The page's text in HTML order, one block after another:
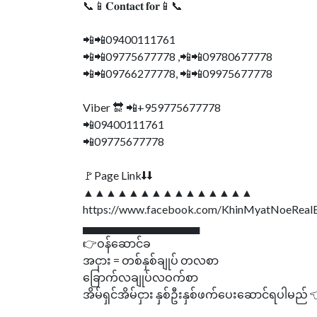
📞📱𝐂𝐨𝐧𝐭𝐚𝐜𝐭 𝐟𝐨𝐫📱📞
📲📲09400111761
📲📲09775677778 ,📲📲09780677778
📲📲09766277778, 📲📲09975677778
Viber 🔛 📲+959775677778
📲09400111761
📲09775677778
🚩Page Link⬇⬇
▲▲▲▲▲▲▲▲▲▲▲▲▲▲▲
https://www.facebook.com/
▄▄▄▄▄▄▄▄▄▄▄▄▄▄▄
👉ဝန်ဆောင်ခ
အငှား = တစ်နှစ်ချုပ် တလစာ
ခြောက်လချုပ်လဝက်စာ
အိမ်ရှင်အိမ်ငှား နှစ်ဦးနှစ်ဖက်ပေးဆောင်ရပါမည်